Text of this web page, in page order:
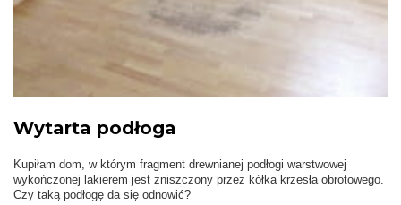
Wytarta podłoga
Kupiłam dom, w którym fragment drewnianej podłogi warstwowej
wykończonej lakierem jest zniszczony przez kółka krzesła obrotowego.
Czy taką podłogę da się odnowić?